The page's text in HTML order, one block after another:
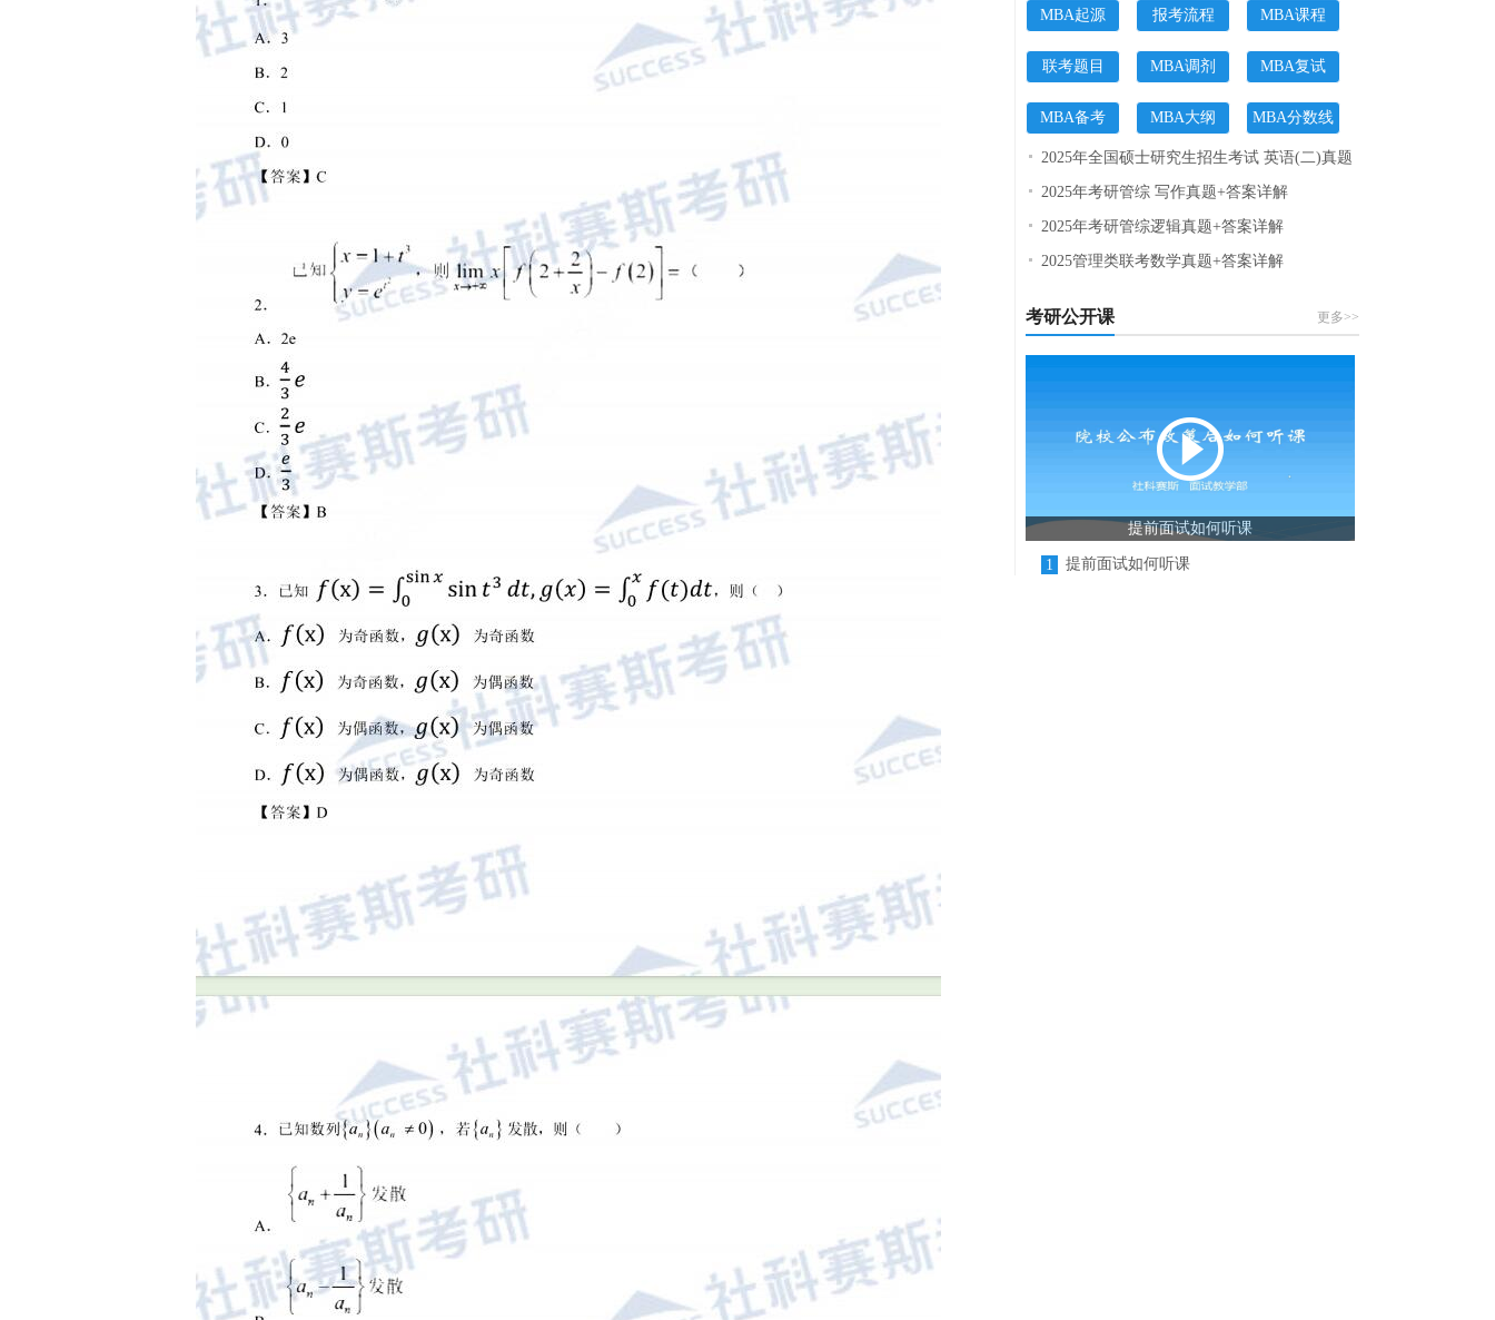
MBA起源 报考流程 MBA课程
联考题目 MBA调剂 MBA复试
MBA备考 MBA大纲 MBA分数线
2025年全国硕士研究生招生考试 英语(二)真题
2025年考研管综 写作真题+答案详解
2025年考研管综逻辑真题+答案详解
2025管理类联考数学真题+答案详解
考研公开课 更多>>
提前面试如何听课
1 提前面试如何听课